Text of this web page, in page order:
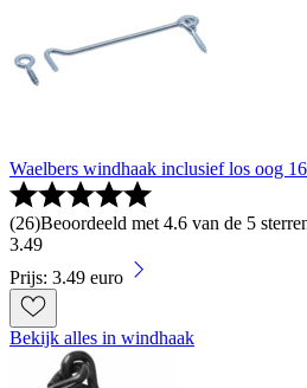
Waelbers windhaak inclusief los oog
(26)Beoordeeld met 4.6 van de 5
3.49
Prijs: 3.49 euro
Bekijk alles in windhaak